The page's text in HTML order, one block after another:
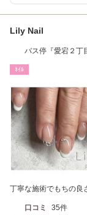
Lily Nail
バス停『愛宕２丁
ﾈｲﾙ
丁寧な施術でもちの良
口コミ 35件